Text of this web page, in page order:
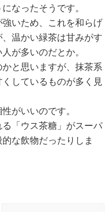
なったそうです。
いため、これを和らげ
温かい緑茶は甘みがす
が多いのだとか。
と思いますが、抹茶系
しているものが多く見
がいいのです。
「ウス茶糖」がスーパ
な飲物だったりしま